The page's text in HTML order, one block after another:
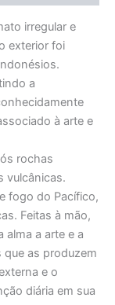
irregular e
exterior foi
a
à arte e
rochas
vulcânicas.
fogo do Pacífico,
Feitas à mão,
alma a arte e a
as produzem
e o
diária em sua